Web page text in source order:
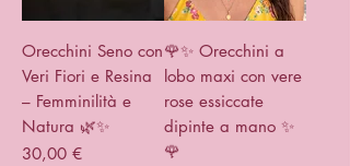
Orecchini Seno con
Veri Fiori e Resina
– Femminilità e
Natura 🌿✨
Prezzo
30,00 €
🌹✨ Orecchini a
lobo maxi con vere
rose essiccate
dipinte a mano ✨
🌹